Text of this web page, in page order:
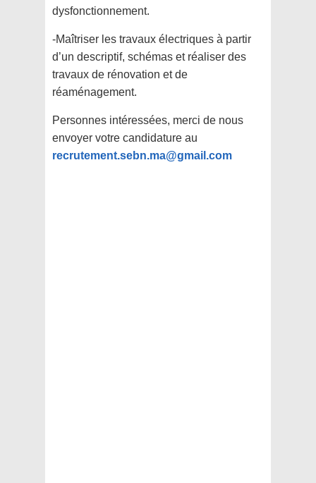
dysfonctionnement.
-Maîtriser les travaux électriques à partir
d’un descriptif, schémas et réaliser des
travaux de rénovation et de
réaménagement.
Personnes intéressées, merci de nous
envoyer votre candidature au
recrutement.sebn.ma@gmail.com